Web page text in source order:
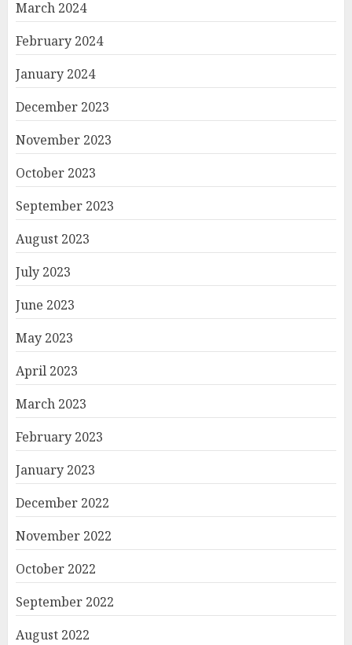
March 2024
February 2024
January 2024
December 2023
November 2023
October 2023
September 2023
August 2023
July 2023
June 2023
May 2023
April 2023
March 2023
February 2023
January 2023
December 2022
November 2022
October 2022
September 2022
August 2022